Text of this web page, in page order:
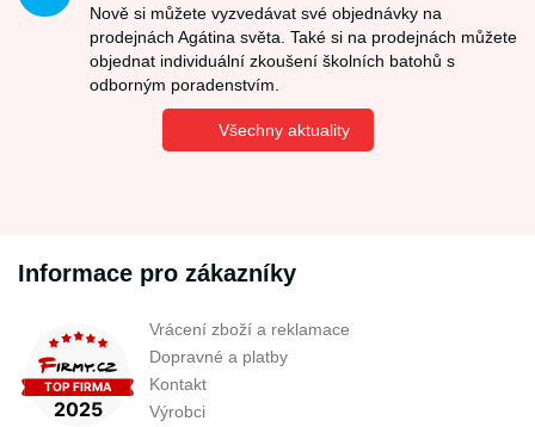
Nově si můžete vyzvedávat své objednávky na
prodejnách Agátina světa. Také si na prodejnách můžete
objednat individuální zkoušení školních batohů s
odborným poradenstvím.
Všechny aktuality
Informace pro zákazníky
Vrácení zboží a reklamace
Dopravné a platby
Kontakt
Výrobci